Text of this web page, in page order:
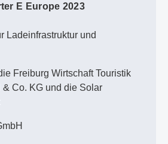
E Europe 2023
Ladeinfrastruktur und
Freiburg Wirtschaft Touristik
& Co. KG und die Solar